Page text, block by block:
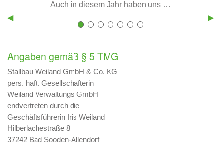
Auch in diesem Jahr haben uns …
Previous
◀︎
▶︎
First
Current
First
Current
First
Current
First
Current
First
Current
First
Current
First
Current
Angaben gemäß § 5 TMG
Stallbau Weiland GmbH & Co. KG
pers. haft. Gesellschafterin
Weiland Verwaltungs GmbH
endvertreten durch die
Geschäftsführerin Iris Weiland
Hilberlachestraße 8
37242 Bad Sooden-Allendorf